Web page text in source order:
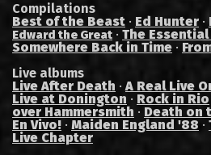
Compilations
Best of the Beast · Ed Hunter ·
Edward the Great · The
Somewhere Back in Time ·
Live albums
Live After Death ·A Real Live
Live at Donington · Rock in Rio
over Hammersmith · Death on
En Vivo! · Maiden England '88 ·
Live Chapter